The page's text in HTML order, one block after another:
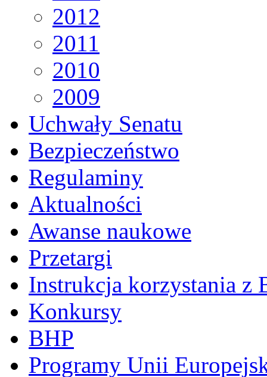
2012
2011
2010
2009
Uchwały Senatu
Bezpieczeństwo
Regulaminy
Aktualności
Awanse naukowe
Przetargi
Instrukcja korzystania z
Konkursy
BHP
Programy Unii